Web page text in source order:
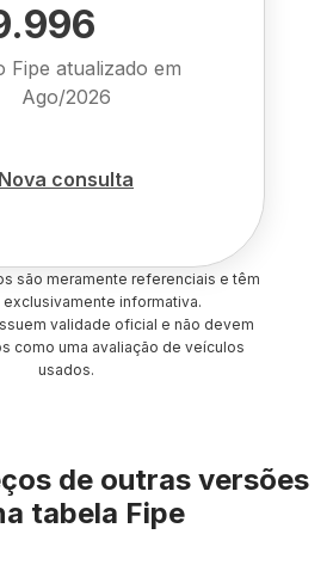
Fipe atualizado em
Ago/2026
Nova consulta
são meramente referenciais e têm
informativa.
validade oficial e não devem
como uma avaliação de veículos
usados.
de outras versões
tabela Fipe